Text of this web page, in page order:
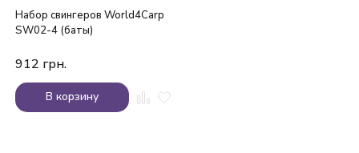
Набор свингеров World4Carp
SW02-4 (баты)
912 грн.
В корзину